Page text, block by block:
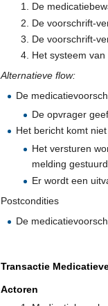
De
De voorschrift-
De voorschrift-
Het systeem
Alternatieve flow:
De
De opvrager
Het bericht komt
Het versturen
melding
Er wordt een
Postcondities
De
Transactie
Actoren